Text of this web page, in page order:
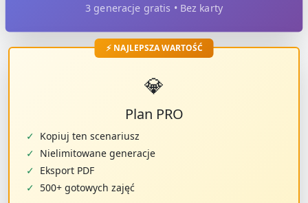
3 generacje gratis • Bez karty
⚡ NAJLEPSZA WARTOŚĆ
💎
Plan PRO
✓ Kopiuj ten scenariusz
✓ Nielimitowane generacje
✓ Eksport PDF
✓ 500+ gotowych zajęć